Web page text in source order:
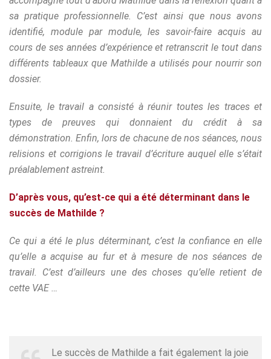
sa pratique professionnelle. C’est ainsi que nous avons
identifié, module par module, les savoir-faire acquis au
cours de ses années d’expérience et retranscrit le tout dans
différents tableaux que Mathilde a utilisés pour nourrir son
dossier.
Ensuite, le travail a consisté à réunir toutes les traces et
types de preuves qui donnaient du crédit à sa
démonstration. Enfin, lors de chacune de nos séances, nous
relisions et corrigions le travail d’écriture auquel elle s’était
préalablement astreint.
D’après vous, qu’est-ce qui a été déterminant dans le
succès de Mathilde ?
Ce qui a été le plus déterminant, c’est la confiance en elle
qu’elle a acquise au fur et à mesure de nos séances de
travail. C’est d’ailleurs une des choses qu’elle retient de
cette VAE …
Le succès de Mathilde a fait également la joie